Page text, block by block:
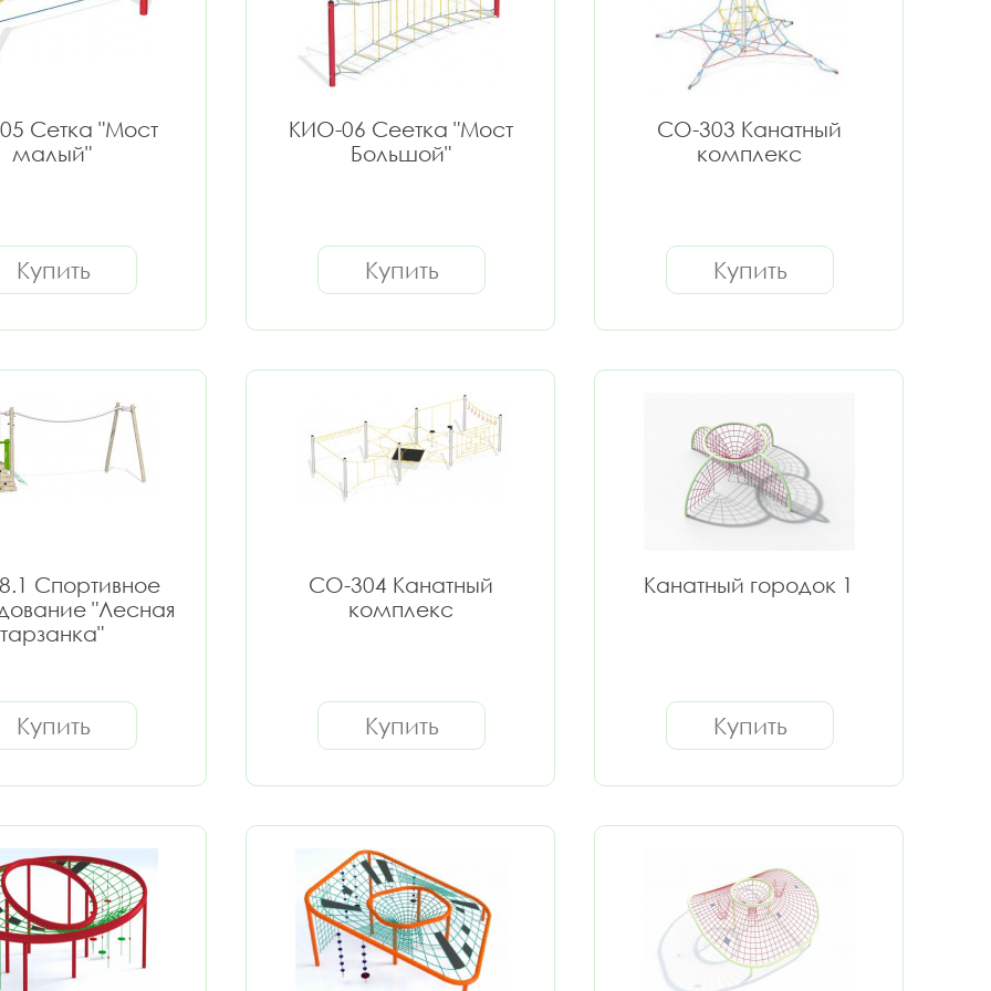
Сетка "Мост
малый"
Купить
КИО-06 Сеетка "Мост
Большой"
Купить
СО-303 Канатный
комплекс
Купить
Спортивное
"Лесная
тарзанка"
Купить
СО-304 Канатный
комплекс
Купить
Канатный городок 1
Купить